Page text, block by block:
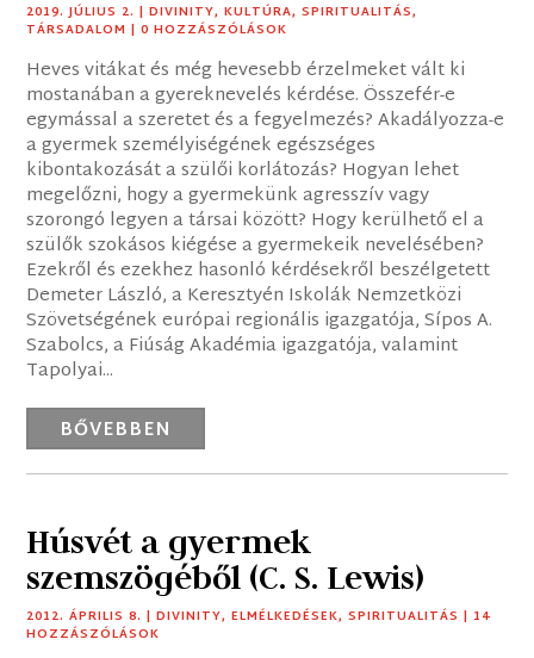
2019. JÚLIUS 2. |DIVINITY,KULTÚRA,SPIRITUALITÁS,
TÁRSADALOM | 0 HOZZÁSZÓLÁSOK
Heves vitákat és még hevesebb érzelmeket vált ki
mostanában a gyereknevelés kérdése. Összefér-e
egymással a szeretet és a fegyelmezés? Akadályozza-e
a gyermek személyiségének egészséges
kibontakozását a szülői korlátozás? Hogyan lehet
megelőzni, hogy a gyermekünk agresszív vagy
szorongó legyen a társai között? Hogy kerülhető el a
szülők szokásos kiégése a gyermekeik nevelésében?
Ezekről és ezekhez hasonló kérdésekről beszélgetett
Demeter László, a Keresztyén Iskolák Nemzetközi
Szövetségének európai regionális igazgatója, Sípos A.
Szabolcs, a Fiúság Akadémia igazgatója, valamint
Tapolyai...
BŐVEBBEN
Húsvét a gyermek
szemszögéből (C. S. Lewis)
2012. ÁPRILIS 8. |DIVINITY,ELMÉLKEDÉSEK,SPIRITUALITÁS | 14
HOZZÁSZÓLÁSOK